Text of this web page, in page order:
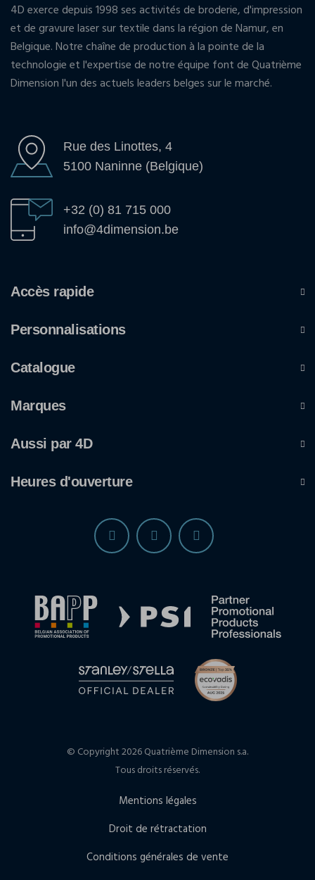
4D exerce depuis 1998 ses activités de broderie, d'impression
et de gravure laser sur textile dans la région de Namur, en
Belgique. Notre chaîne de production à la pointe de la
technologie et l'expertise de notre équipe font de Quatrième
Dimension l'un des actuels leaders belges sur le marché.
Rue des Linottes, 4
5100 Naninne (Belgique)
+32 (0) 81 715 000
info@4dimension.be
Accès rapide
Personnalisations
Catalogue
Marques
Aussi par 4D
Heures d'ouverture
© Copyright 2026 Quatrième Dimension s.a.
Tous droits réservés.
Mentions légales
Droit de rétractation
Conditions générales de vente